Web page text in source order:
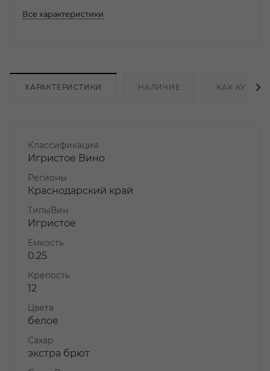
Все характеристики
ХАРАКТЕРИСТИКИ НАЛИЧИЕ КАК КУПИТЬ
Классификация
Игристое Вино
Регионы
Краснодарский край
ТипыВин
Игристое
Емкость
0.25
Крепость
12
Цвета
белое
Сахар
экстра брют